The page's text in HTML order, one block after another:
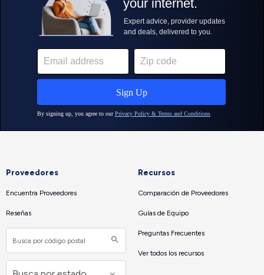
Proveedores
Encuentra Proveedores
Reseñas
Recursos
Comparación de Proveedores
Guías de Equipo
Preguntas Frecuentes
Ver todos los recursos